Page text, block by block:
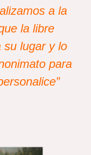
a la
la libre
su lugar y lo
para